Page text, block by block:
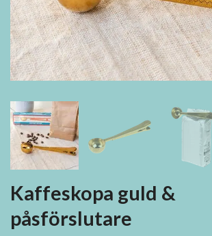
Kaffeskopa guld &
påsförslutare